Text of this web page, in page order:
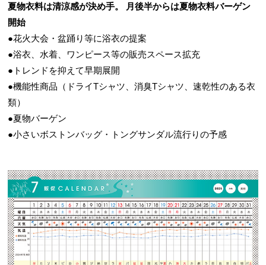
夏物衣料は清涼感が決め手。 月後半からは夏物衣料バーゲン
開始
●花火大会・盆踊り等に浴衣の提案
●浴衣、水着、ワンピース等の販売スペース拡充
●トレンドを抑えて早期展開
●機能性商品（ドライTシャツ、消臭Tシャツ、速乾性のある衣
類）
●夏物バーゲン
●小さいボストンバッグ・トングサンダル流行りの予感